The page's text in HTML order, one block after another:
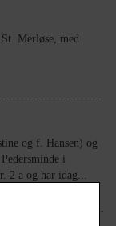
Merløse, med
og f. Hansen) og
i
2 a og har idag...